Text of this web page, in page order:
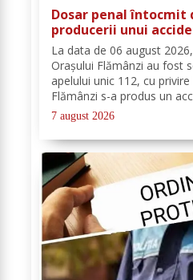
Dosar penal
producerii unui
lovit un cap de pod
La data de 06 august
Orașului Flămânzi au fost
apelului unic 112, cu
Flămânzi s-a produs un
reieșit faptul că, în timp ce
Tulburea din orașul...
7 august 2026